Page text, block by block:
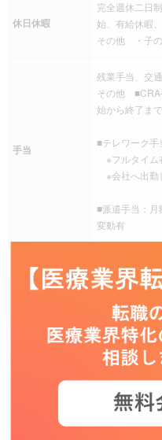
休日休暇
完全週休二日
始、有給休暇
その他 ・子
手当
残業手当、交
その他 ■CRA
始から終了まで
■テレワーク
※フルタイム
※会社へ出勤
■派遣手当：
変動有
その他 ・服
・インフルエ
助あり）
本社の住所に
受託の場合：